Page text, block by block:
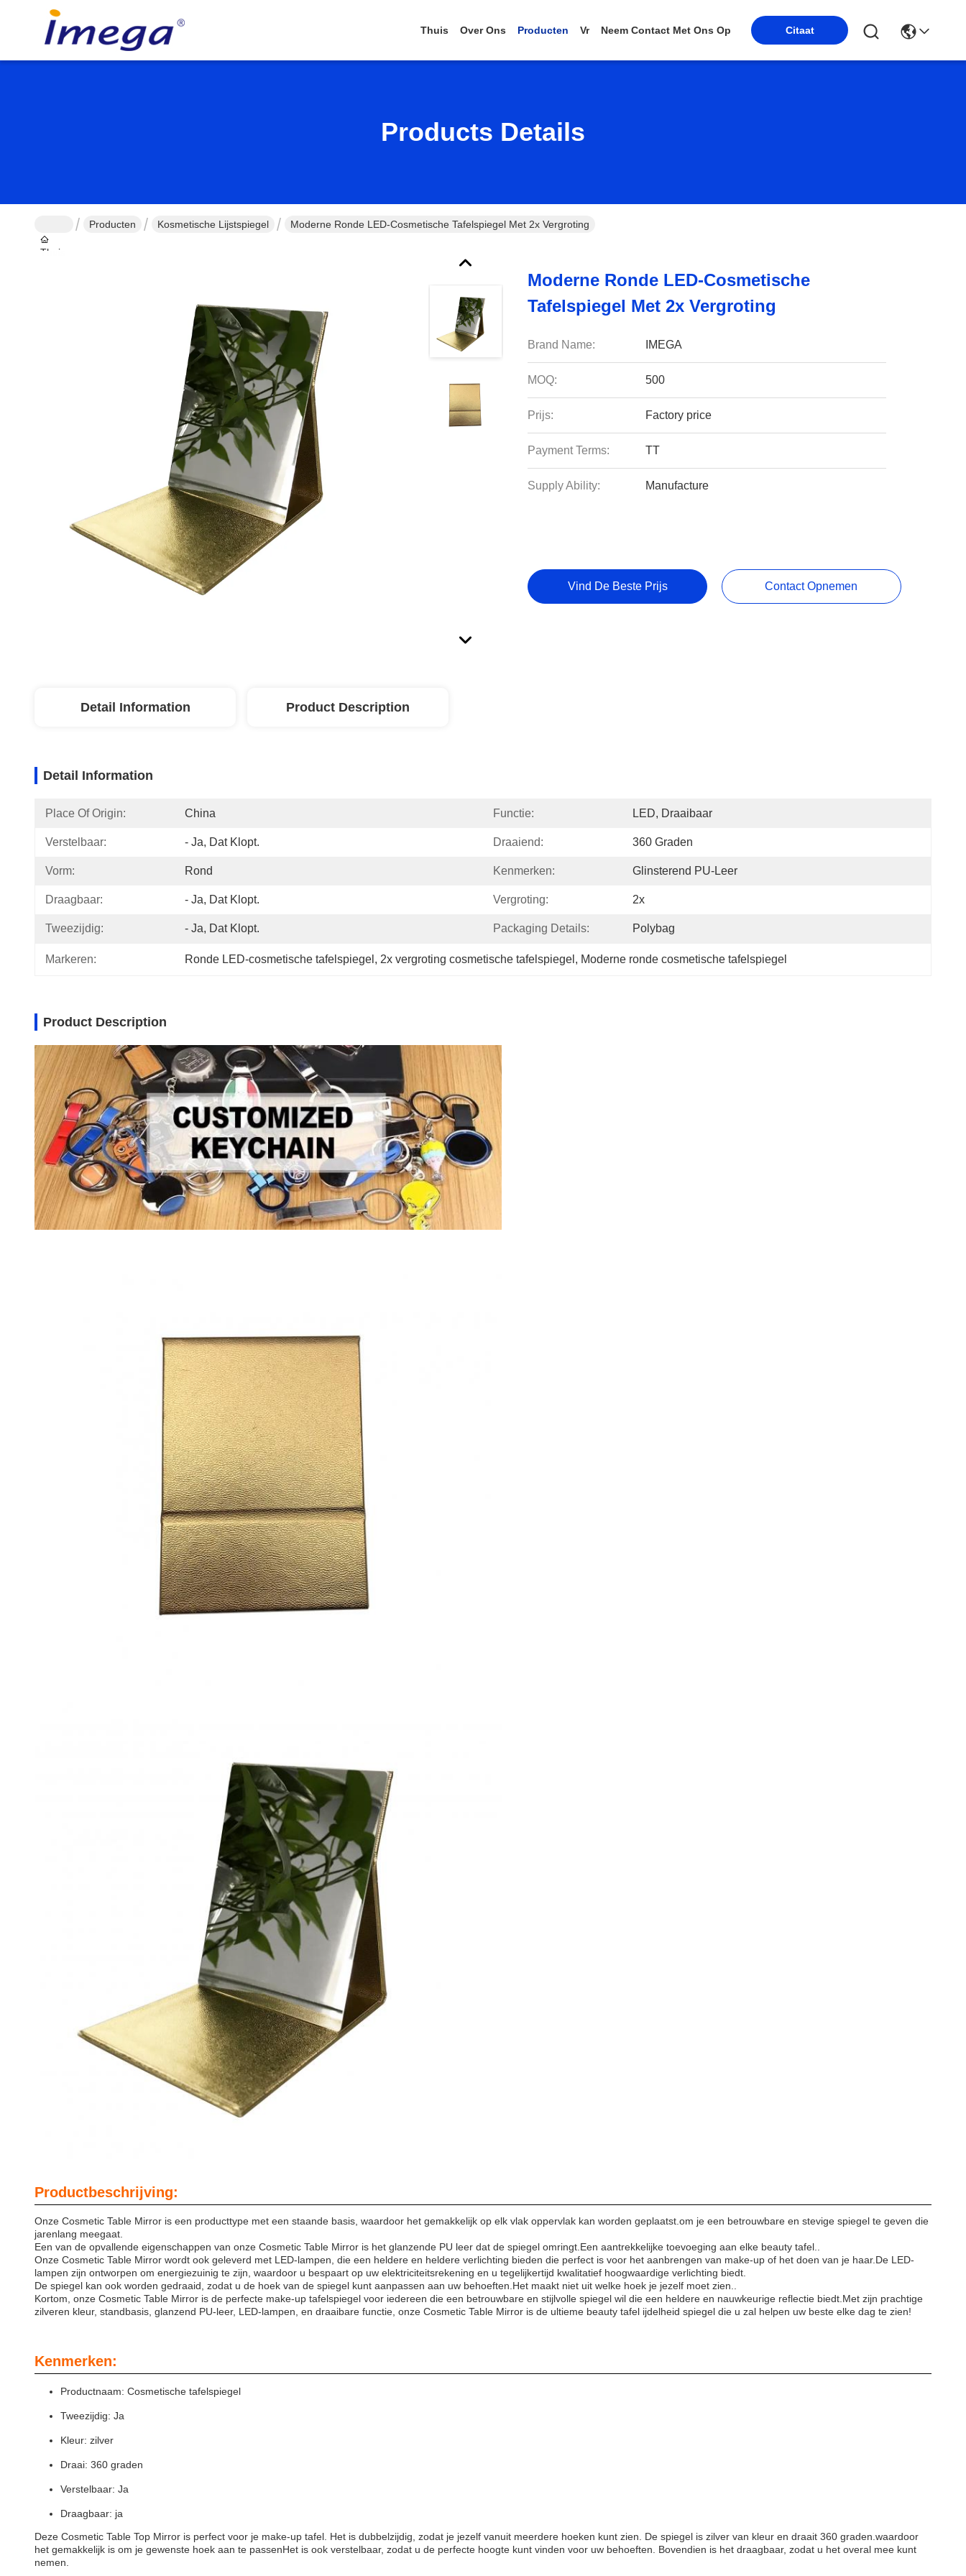
Thuis Over Ons Producten Vr Neem Contact Met Ons Op Citaat
Products Details
Thuis
Producten Kosmetische Lijstspiegel Moderne Ronde LED-Cosmetische Tafelspiegel Met 2x Vergroting
Moderne Ronde LED-Cosmetische
Tafelspiegel Met 2x Vergroting
Brand Name: IMEGA
MOQ: 500
Prijs: Factory price
Payment Terms: TT
Supply Ability: Manufacture
Vind De Beste Prijs Contact Opnemen
Detail Information Product Description
Detail Information
Place Of Origin: China Functie: LED, Draaibaar
Verstelbaar: - Ja, Dat Klopt. Draaiend: 360 Graden
Vorm: Rond Kenmerken: Glinsterend PU-Leer
Draagbaar: - Ja, Dat Klopt. Vergroting: 2x
Tweezijdig: - Ja, Dat Klopt. Packaging Details: Polybag
Markeren: Ronde LED-cosmetische tafelspiegel , 2x vergroting cosmetische tafelspiegel , Moderne ronde cosmetische tafelspiegel
Product Description
Productbeschrijving:
Onze Cosmetic Table Mirror is een producttype met een staande basis, waardoor het gemakkelijk op elk vlak oppervlak kan worden geplaatst.om je een betrouwbare en stevige spiegel te geven die
jarenlang meegaat.
Een van de opvallende eigenschappen van onze Cosmetic Table Mirror is het glanzende PU leer dat de spiegel omringt.Een aantrekkelijke toevoeging aan elke beauty tafel..
Onze Cosmetic Table Mirror wordt ook geleverd met LED-lampen, die een heldere en heldere verlichting bieden die perfect is voor het aanbrengen van make-up of het doen van je haar.De LED-
lampen zijn ontworpen om energiezuinig te zijn, waardoor u bespaart op uw elektriciteitsrekening en u tegelijkertijd kwalitatief hoogwaardige verlichting biedt.
De spiegel kan ook worden gedraaid, zodat u de hoek van de spiegel kunt aanpassen aan uw behoeften.Het maakt niet uit welke hoek je jezelf moet zien..
Kortom, onze Cosmetic Table Mirror is de perfecte make-up tafelspiegel voor iedereen die een betrouwbare en stijlvolle spiegel wil die een heldere en nauwkeurige reflectie biedt.Met zijn prachtige
zilveren kleur, standbasis, glanzend PU-leer, LED-lampen, en draaibare functie, onze Cosmetic Table Mirror is de ultieme beauty tafel ijdelheid spiegel die u zal helpen uw beste elke dag te zien!
Kenmerken:
Productnaam: Cosmetische tafelspiegel
Tweezijdig: Ja
Kleur: zilver
Draai: 360 graden
Verstelbaar: Ja
Draagbaar: ja
Deze Cosmetic Table Top Mirror is perfect voor je make-up tafel. Het is dubbelzijdig, zodat je jezelf vanuit meerdere hoeken kunt zien. De spiegel is zilver van kleur en draait 360 graden.waardoor
het gemakkelijk is om je gewenste hoek aan te passenHet is ook verstelbaar, zodat u de perfecte hoogte kunt vinden voor uw behoeften. Bovendien is het draagbaar, zodat u het overal mee kunt
nemen.